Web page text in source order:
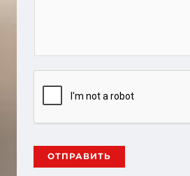
ОТПРАВИТЬ